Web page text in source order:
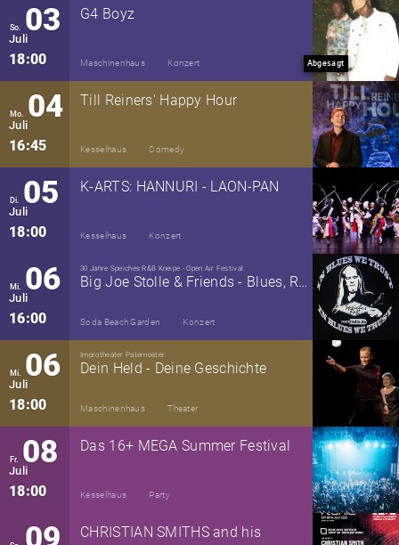
So. 03
Juli
18:00
G4 Boyz
Maschinenhaus Konzert Abgesagt
Mo. 04
Juli
16:45
Till Reiners' Happy Hour
Kesselhaus Comedy
Di. 05
Juli
18:00
K-ARTS: HANNURI - LAON-PAN
Kesselhaus Konzert
Mi. 06
Juli
16:00
30 Jahre Speiches R&B Kneipe - Open Air Festival
Big Joe Stolle & Friends - Blues, Rock, Soul
Soda Beach Garden Konzert
Mi. 06
Juli
18:00
Improtheater Paternoster
Dein Held - Deine Geschichte
Maschinenhaus Theater
Fr. 08
Juli
18:00
Das 16+ MEGA Summer Festival
Kesselhaus Party
CHRISTIAN SMITHS and his